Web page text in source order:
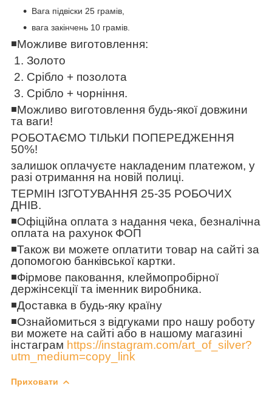
Вага підвіски 25 грамів,
вага закінчень 10 грамів.
◾️Можливе виготовлення:
1. Золото
2. Срібло + позолота
3. Срібло + чорніння.
◾️Можливо виготовлення будь-якої довжини
та ваги!
РОБОТАЄМО ТІЛЬКИ ПОПЕРЕДЖЕННЯ
50%!
залишок оплачуєте накладеним платежом, у
разі отримання на новій полиці.
ТЕРМІН ІЗГОТУВАННЯ 25-35 РОБОЧИХ
ДНІВ.
◾️Офіційна оплата з надання чека, безналічна
оплата на рахунок ФОП
◾️Також ви можете оплатити товар на сайті за
допомогою банківської картки.
◾️Фірмове паковання, клеймопробірної
держінсекції та іменник виробника.
◾️Доставка в будь-яку країну
◾️Ознайомиться з відгуками про нашу роботу
ви можете на сайті або в нашому магазині
інстаграм https://instagram.com/art_of_silver?
utm_medium=copy_link
Приховати